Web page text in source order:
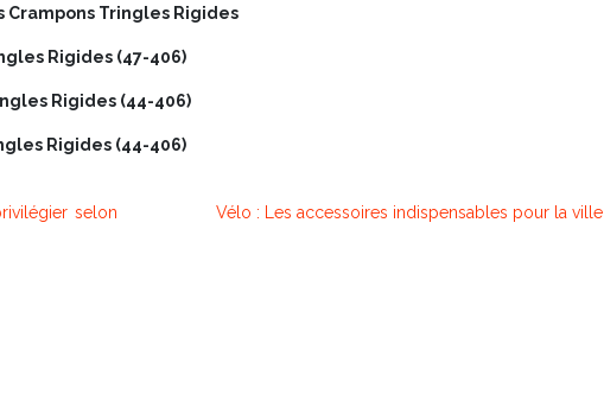
Crampons Tringles Rigides
Rigides (47-406)
Rigides (44-406)
Rigides (44-406)
selon
Vélo : Les accessoires indispensables pour la ville